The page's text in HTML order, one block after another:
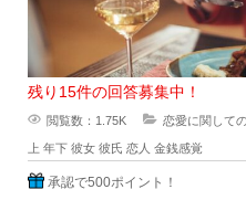
残り15件の回答募集中！
閲覧数：1.75K 恋愛に関して
上 年下 彼女 彼氏 恋人 金銭感覚
承認で500ポイント！